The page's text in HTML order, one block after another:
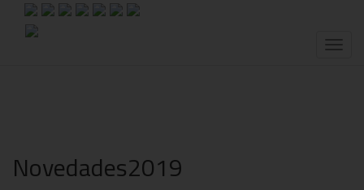
Toggle
Novedades2019